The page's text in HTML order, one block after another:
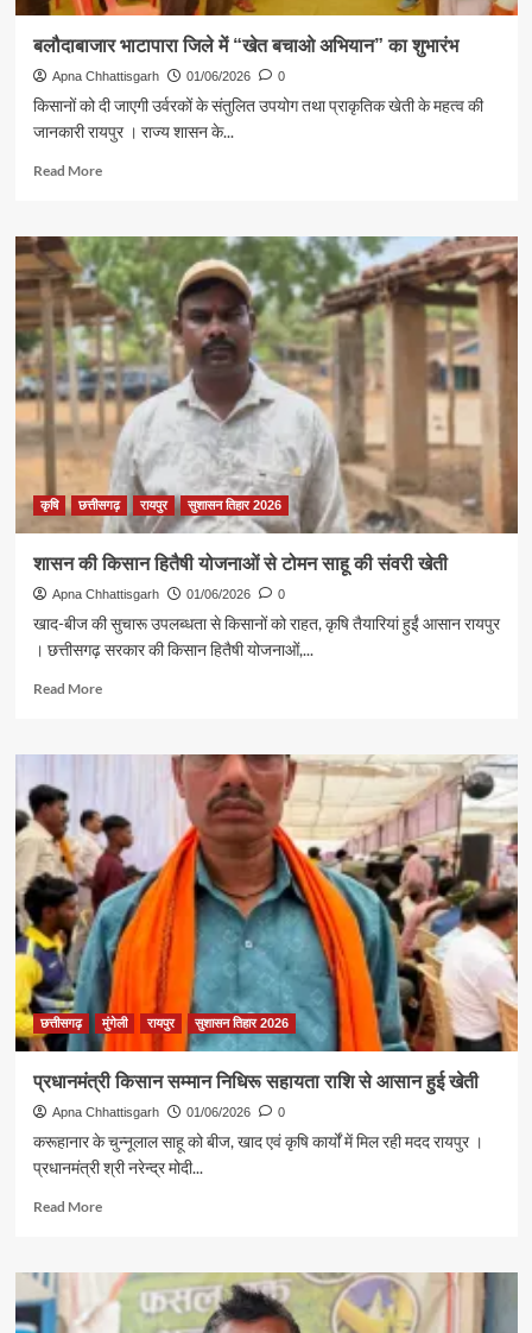
बलौदाबाजार भाटापारा जिले में “खेत बचाओ अभियान” का शुभारंभ
Apna Chhattisgarh 01/06/2026 0
किसानों को दी जाएगी उर्वरकों के संतुलित उपयोग तथा प्राकृतिक खेती के महत्व की
जानकारी रायपुर । राज्य शासन के...
Read MoreRead
बलौदाबाजार
भाटापारा
जिले
में
“खेत
बचाओ
अभियान”
का
शुभारंभ
कृषि छत्तीसगढ़ रायपुर सुशासन तिहार 2026
शासन की किसान हितैषी योजनाओं से टोमन साहू की संवरी खेती
Apna Chhattisgarh 01/06/2026 0
खाद-बीज की सुचारू उपलब्धता से किसानों को राहत, कृषि तैयारियां हुईं आसान रायपुर
। छत्तीसगढ़ सरकार की किसान हितैषी योजनाओं,...
Read MoreRead
शासन
हितैषी
योजनाओं
से
टोमन
साहू
की
संवरी
खेती
छत्तीसगढ़ मुंगेली रायपुर सुशासन तिहार 2026
प्रधानमंत्री किसान सम्मान निधिरू सहायता राशि से आसान हुई खेती
Apna Chhattisgarh 01/06/2026 0
करूहानार के चुन्नूलाल साहू को बीज, खाद एवं कृषि कार्यों में मिल रही मदद रायपुर ।
प्रधानमंत्री श्री नरेन्द्र मोदी...
Read MoreRead
प्रधानमंत्री
किसान
सम्मान